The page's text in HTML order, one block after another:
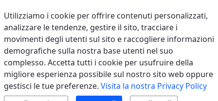
Privacy & Cookies
Accessibilità
Codice etico
Utilizziamo i cookie per offrire contenuti personalizzati,
analizzare le tendenze, gestire il sito, tracciare i
movimenti degli utenti sul sito e raccogliere informazioni
demografiche sulla nostra base utenti nel suo
complesso. Accetta tutti i cookie per usufruire della
migliore esperienza possibile sul nostro sito web oppure
gestisci le tue preferenze. Visita la nostra Privacy Policy